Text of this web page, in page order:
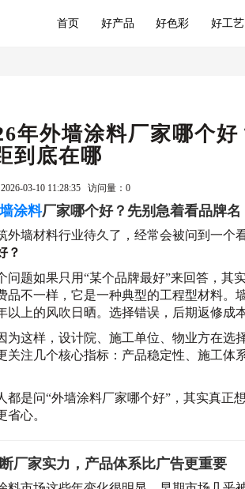
首页 好产品 好色彩 好工艺
年外墙涂料厂家哪个
到底在哪
03-10 11:28:35 访问量：0
涂料厂家哪个好？先别急着看品牌名
外墙材料行业待久了，经常会被问到一个
？
问题如果只用“某个品牌最好”来回答，其
品不一样，它是一种典型的工程型材料。
以上的风吹日晒。选择错误，后期返修成
为这样，设计院、施工单位、物业方在选
关注几个核心指标：产品稳定性、施工体
都是问“外墙涂料厂家哪个好”，其实真
省心。
厂家实力，产品体系比广告更重要